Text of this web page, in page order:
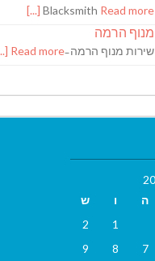
Blacksmith Read more [...]
מנוף הרמה
שירות מנוף הרמה ̵Read more [...]
ה ו
ש
1
2
7
8
9